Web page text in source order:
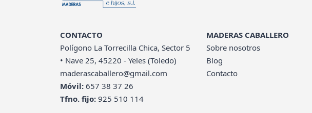
CONTACTO
Polígono La Torrecilla Chica, Sector 5
• Nave 25, 45220 - Yeles (Toledo)
maderascaballero@gmail.com
Móvil: 657 38 37 26
Tfno. fijo: 925 510 114
MADERAS CABALLERO
Sobre nosotros
Blog
Contacto